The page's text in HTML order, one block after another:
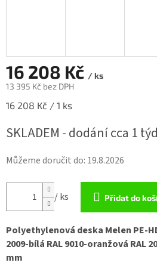
16 208 Kč / ks
13 395 Kč bez DPH
Měrná
16 208 Kč / 1 ks
SKLADEM - dodání cca 1
Můžeme doručit do: 19.8.2026
/ ks Přidat do
Polyethylenová deska Melen PE-
2009-bílá RAL 9010-oranžová RAL
mm